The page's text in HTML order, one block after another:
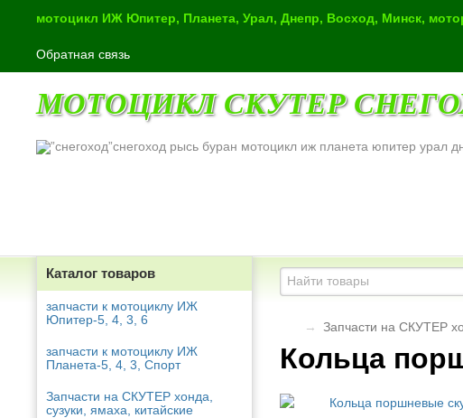
мотоцикл ИЖ Юпитер, Планета, Урал, Днепр, Восход, Минск,
Обратная связь
МОТОЦИКЛ СКУТЕР
снегоход рысь буран мотоцикл иж планета юпитер урал
Каталог товаров
запчасти к мотоциклу ИЖ
Юпитер-5, 4, 3, 6
запчасти к мотоциклу ИЖ
Планета-5, 4, 3, Спорт
Запчасти на СКУТЕР хонда,
сузуки, ямаха, китайские
→ Запчасти на СКУТЕР
Кольца